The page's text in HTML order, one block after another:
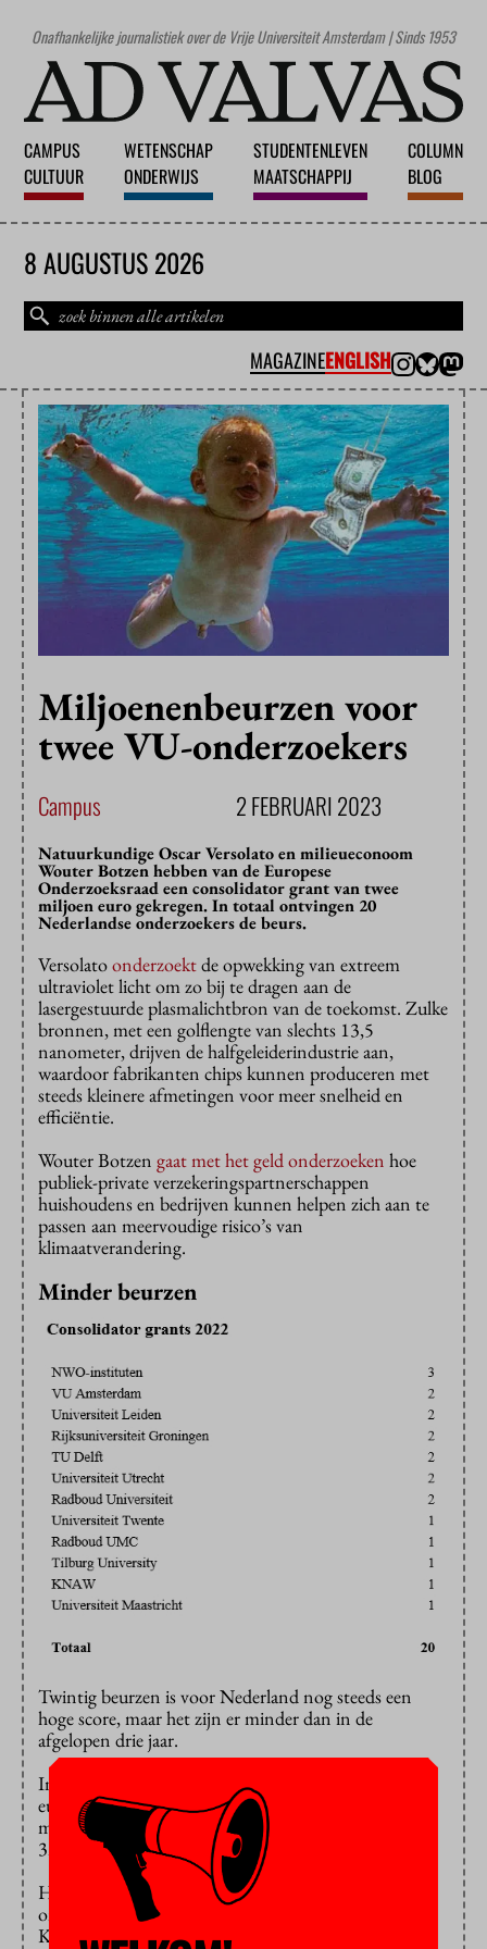
Onafhankelijke journalistiek over de Vrije Universiteit Amsterdam | Sinds 1953
CAMPUS
CULTUUR
WETENSCHAP
ONDERWIJS
STUDENTENLEVEN
MAATSCHAPPIJ
COLUMN
BLOG
8 AUGUSTUS 2026
MAGAZINEENGLISH
Miljoenenbeurzen voor
twee VU-onderzoekers
Campus 2 FEBRUARI 2023
Natuurkundige Oscar Versolato en milieueconoom
Wouter Botzen hebben van de Europese
Onderzoeksraad een consolidator grant van twee
miljoen euro gekregen. In totaal ontvingen 20
Nederlandse onderzoekers de beurs.
Versolatoonderzoektde opwekking van extreem
ultraviolet licht om zo bij te dragen aan de
lasergestuurde plasmalichtbron van de toekomst. Zulke
bronnen, met een golflengte van slechts 13,5
nanometer, drijven de halfgeleiderindustrie aan,
waardoor fabrikanten chips kunnen produceren met
steeds kleinere afmetingen voor meer snelheid en
efficiëntie.
Wouter Botzen gaat met het geld onderzoeken hoe
publiek-private verzekeringspartnerschappen
huishoudens en bedrijven kunnen helpen zich aan te
passen aan meervoudige risico’s van
klimaatverandering.
Minder beurzen
Twintig beurzen is voor Nederland nog steeds een
hoge score, maar het zijn er minder dan in de
afgelopen drie jaar.
In totaal
de ERC in deze ronde 657 miljoen
euro aan consolidator grants van gemiddeld twee
miljoen euro elk. Van de 2.222 aanvragen werden er
321 geselecteerd (14,4 procent).
Het leeuwendeel van de beurzen gaat naar
onderzoeksprojecten in Duitsland (62), het Verenigd
Koninkrijk (45) en Frankrijk (41). Ook Israël, Spanje